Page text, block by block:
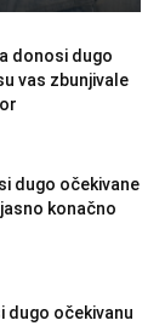
donosi dugo
vas zbunjivale
dugo očekivane
konačno
dugo očekivanu